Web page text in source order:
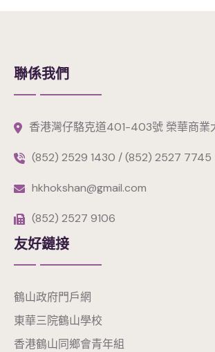
聯係我們
香港灣仔駱克道401-403號 榮華商業
(852) 2529 1430 / (852) 2527 7745
hkhokshan@gmail.com
(852) 2527 9106
友好鏈接
鶴山政府門戶網
東華三院鶴山學校
香港鶴山同鄉會青年組